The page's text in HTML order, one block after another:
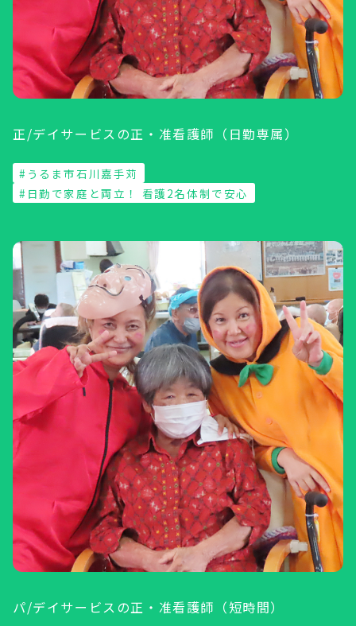
正/デイサービスの正・准看護師（日勤専属）
#うるま市石川嘉手苅
#日勤で家庭と両立！ 看護2名体制で安心
パ/デイサービスの正・准看護師（短時間）